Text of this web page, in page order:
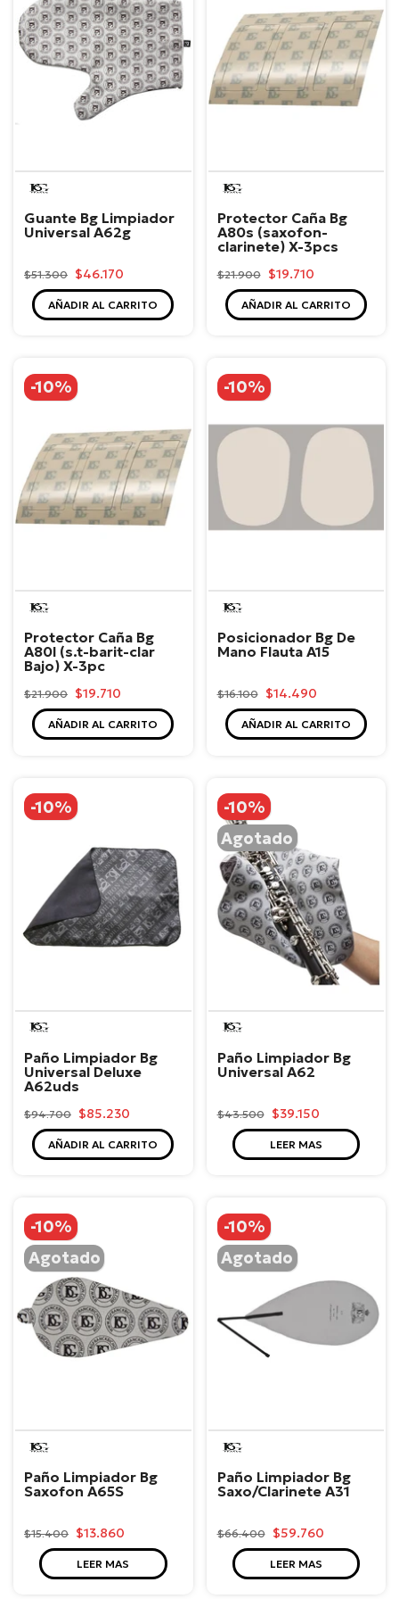
Guante Bg Limpiador
Universal A62g
$51.300 $46.170
AÑADIR AL CARRITO
Protector Caña Bg
A80s (saxofon-
clarinete) X-3pcs
$21.900 $19.710
AÑADIR AL CARRITO
-10%
Protector Caña Bg
A80l (s.t-barit-clar
Bajo) X-3pc
$21.900 $19.710
AÑADIR AL CARRITO
-10%
Posicionador Bg De
Mano Flauta A15
$16.100 $14.490
AÑADIR AL CARRITO
-10%
Paño Limpiador Bg
Universal Deluxe
A62uds
$94.700 $85.230
AÑADIR AL CARRITO
-10%
Agotado
Paño Limpiador Bg
Universal A62
$43.500 $39.150
LEER MAS
-10%
Agotado
Paño Limpiador Bg
Saxofon A65S
$15.400 $13.860
LEER MAS
-10%
Agotado
Paño Limpiador Bg
Saxo/Clarinete A31
$66.400 $59.760
LEER MAS